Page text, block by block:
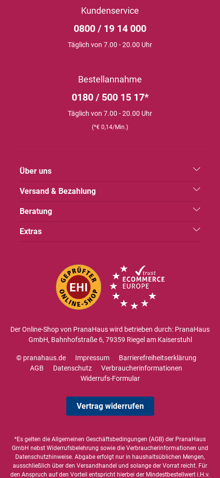
Kundenservice
0800 / 19 14 000
Täglich von 7.00 - 20.00 Uhr
Bestellannahme
0180 / 500 15 17*
Täglich von 7.00 - 20.00 Uhr
(*€ 0,14/Min.)
Über uns
Versand & Bezahlung
Beratung
Extras
Der Online-Shop von PranaHaus wird betrieben durch: PranaHaus
GmbH, Bahnhofstraße 6, 79359 Riegel am Kaiserstuhl
© pranahaus.de Impressum
Barrierefreiheitserklärung
AGB
Datenschutz
Verbraucherinformationen
Widerrufs-Formular
Vertrag widerrufen
*Es gelten die Allgemeinen Geschäftsbedingungen (AGB) der PranaHaus
GmbH nebst Widerrufsbelehrung sowie die Verbraucherinformationen und
Datenschutzhinweise. Abgabe erfolgt nur in haushaltsüblichen Mengen,
ausschließlich über den Versandhandel und solange der Vorrat reicht. Für
den Anspruch auf den Vorteil entspricht hierbei der Mindestbestellwert i.H.v.